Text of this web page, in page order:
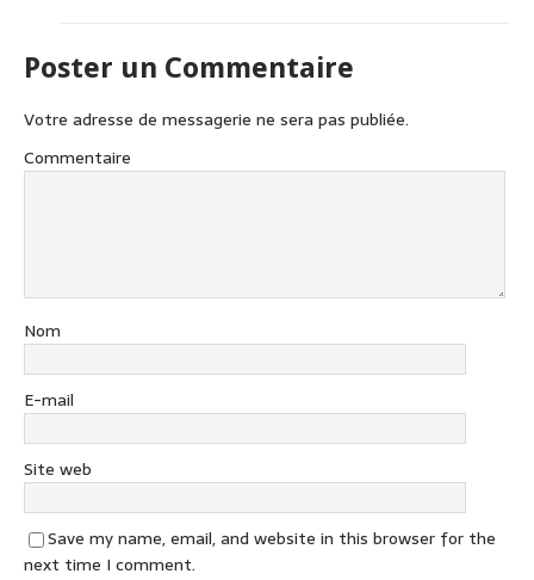
Poster un Commentaire
Votre adresse de messagerie ne sera pas publiée.
Commentaire
Nom
E-mail
Site web
Save my name, email, and website in this browser for the
next time I comment.